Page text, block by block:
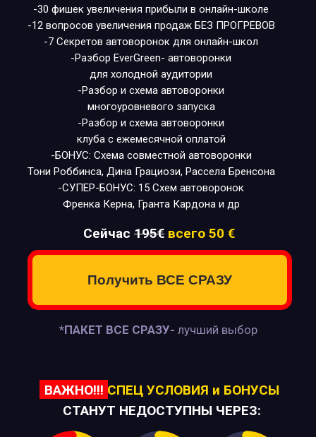
ВАЖНО!!! СПЕЦ УСЛОВИЯ и БОНУСЫ
СТАНУТ НЕДОСТУПНЫ ЧЕРЕЗ:
Получить ВСЕ СРАЗУ
Сейчас 195€ всего 50 €
*ПАКЕТ ВСЕ СРАЗУ- лучший выбор
-30 фишек увеличения прибыли в онлайн-школе
-12 вопросов увеличения продаж БЕЗ ПРОГРЕВОВ
-7 Секретов автоворонок для онлайн-школ
-Разбор EverGreen- автоворонки
для холодной аудитории
-Разбор и схема автоворонки
многоуровневого запуска
-Разбор и схема автоворонки
клуба с ежемесячной оплатой
-БОНУС: Схема совместной автоворонки
Тони Роббинса, Дина Грациози, Рассела Бренсона
-СУПЕР-БОНУС: 15 Схем автоворонок
Френка Керна, Гранта Кардона и др